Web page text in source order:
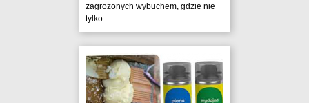
zagrożonych wybuchem, gdzie nie
tylko...